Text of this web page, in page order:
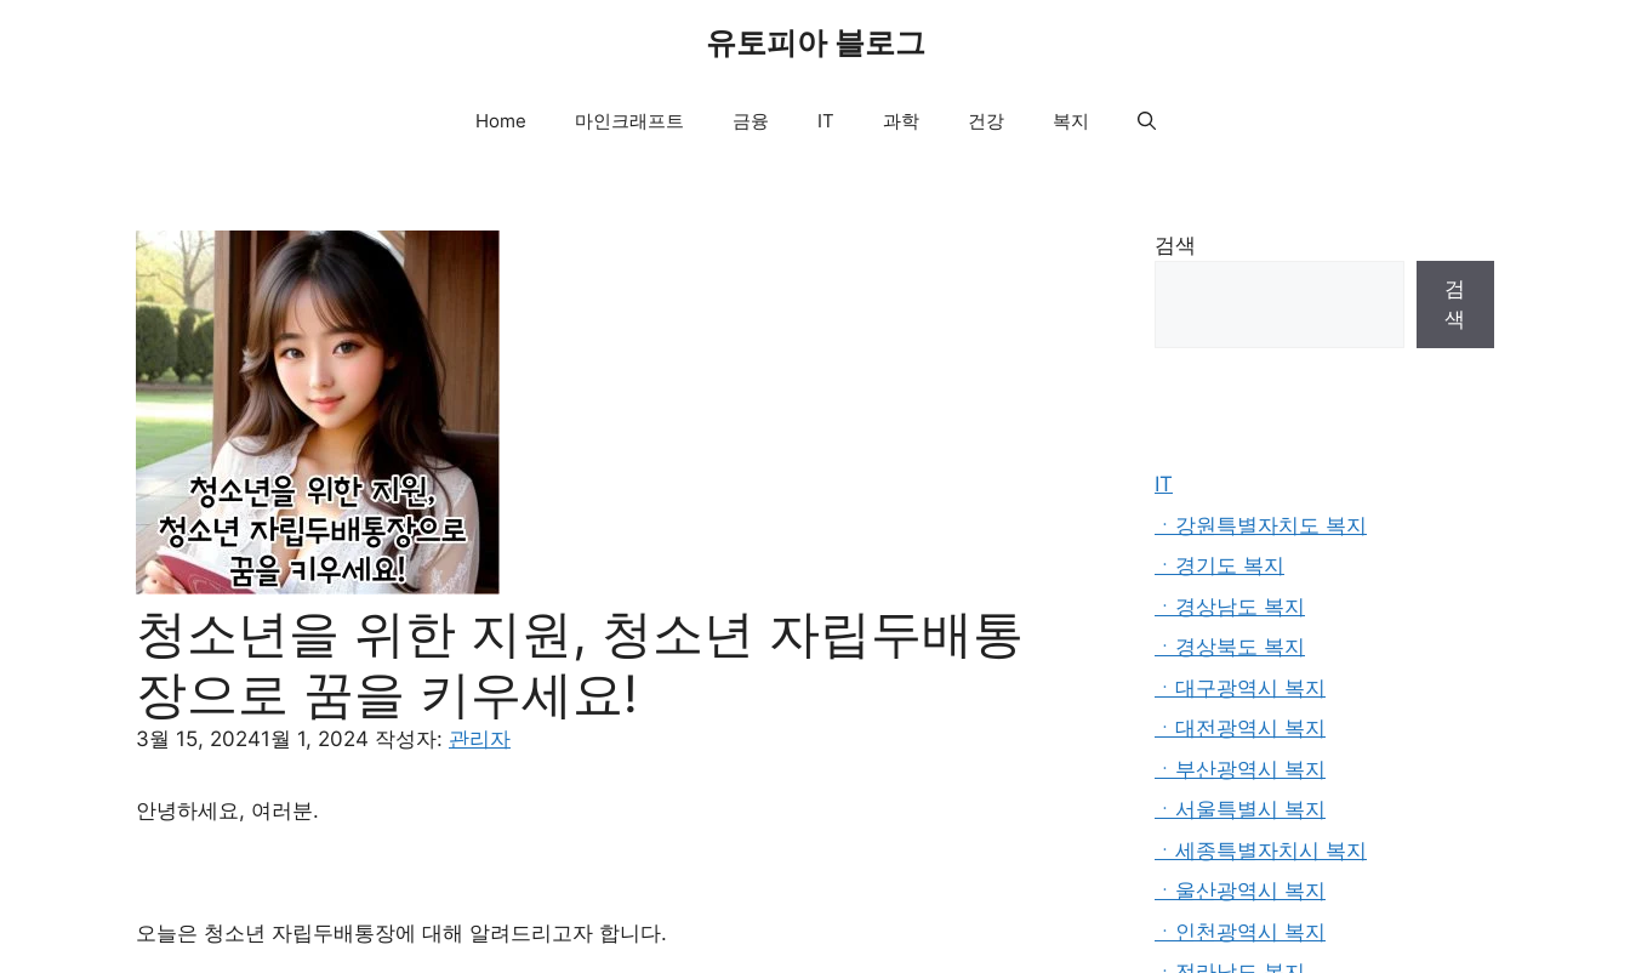
유토피아 블로그
Home 마인크래프트 금융 IT 과학 건강 복지
청소년을 위한 지원, 청소년 자립두배통
장으로 꿈을 키우세요!
3월 15, 20241월 1, 2024 작성자: 관리자
안녕하세요, 여러분.
오늘은 청소년 자립두배통장에 대해 알려드리고자 합니다.
검색
검
색
IT
ㆍ강원특별자치도 복지
ㆍ경기도 복지
ㆍ경상남도 복지
ㆍ경상북도 복지
ㆍ대구광역시 복지
ㆍ대전광역시 복지
ㆍ부산광역시 복지
ㆍ서울특별시 복지
ㆍ세종특별자치시 복지
ㆍ울산광역시 복지
ㆍ인천광역시 복지